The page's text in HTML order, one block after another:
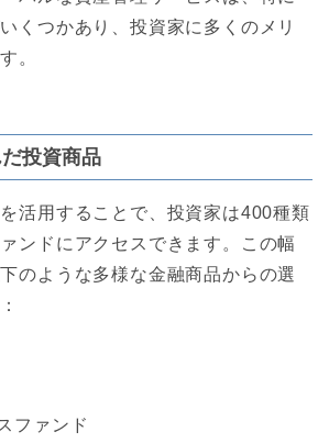
くつかあり、投資家に多くのメリ
。
投資商品
活用することで、投資家は400種類
ンドにアクセスできます。この幅
のような多様な金融商品からの選
ファンド